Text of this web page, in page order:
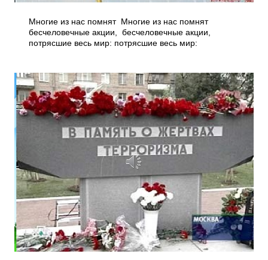
Многие из нас помнят Многие из нас помнят
бесчеловечные акции, бесчеловечные акции,
потрясшие весь мир: потрясшие весь мир: